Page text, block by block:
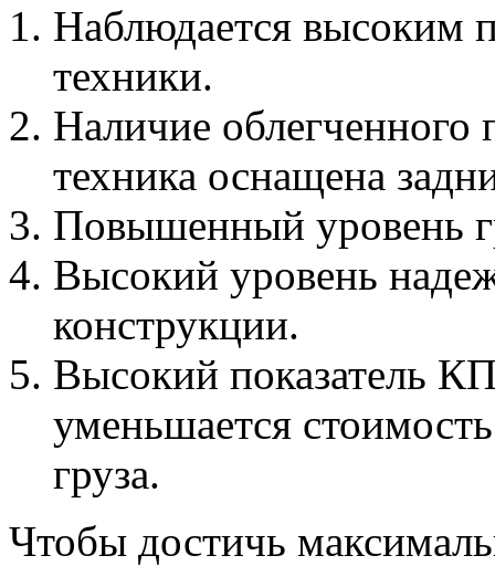
Наблюдается высоким
техники.
Наличие облегченного
техника оснащена
Повышенный уровень
Высокий уровень
конструкции.
Высокий показатель
уменьшается
груза.
Чтобы достичь